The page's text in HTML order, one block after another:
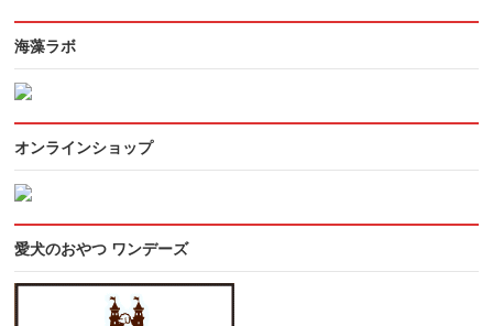
海藻ラボ
オンラインショップ
愛犬のおやつ ワンデーズ